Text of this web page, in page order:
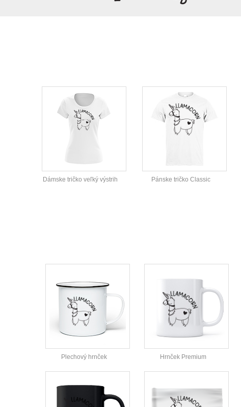
Dámske tričko veľký výstrih Pánske tričko Classic
Plechový hrnček Hrnček Premium